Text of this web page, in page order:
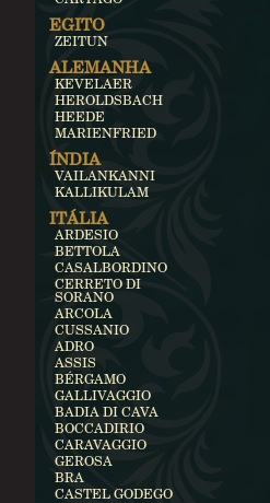
EGITO
ZEITUN
ALEMANHA
KEVELAER
HEROLDSBACH
HEEDE
MARIENFRIED
ÍNDIA
VAILANKANNI
KALLIKULAM
ITÁLIA
ARDESIO
BETTOLA
CASALBORDINO
CERRETO DI
SORANO
ARCOLA
CUSSANIO
ADRO
ASSIS
BÉRGAMO
GALLIVAGGIO
BADIA DI CAVA
BOCCADIRIO
CARAVAGGIO
GEROSA
BRA
CASTEL GODEGO